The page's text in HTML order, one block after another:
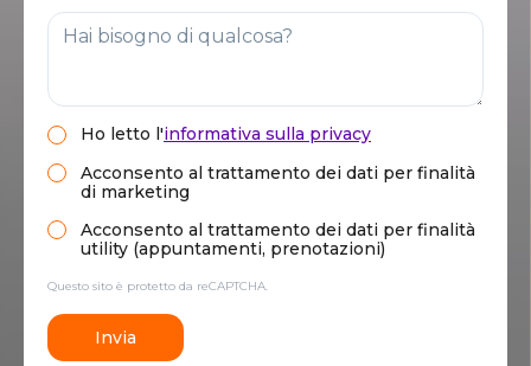
Ho letto l'informativa sulla privacy
Acconsento al trattamento dei dati per finalità
di marketing
Acconsento al trattamento dei dati per finalità
utility (appuntamenti, prenotazioni)
Questo sito è protetto da reCAPTCHA.
Invia